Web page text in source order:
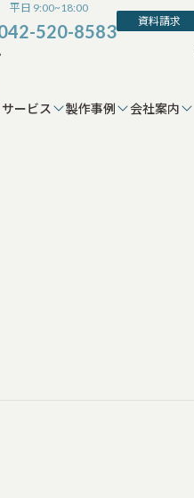
平日 9:00~18:00
520-8583 資料請求
サービス 製作事例 会社案内